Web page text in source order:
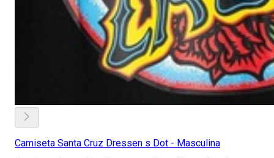
Camiseta Santa Cruz Dressen s Dot - Masculina